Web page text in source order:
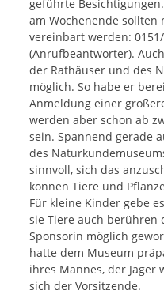
geführte
am Wochenende sollten
vereinbart werden:
(Anrufbeantworter).
der Rathäuser und des
möglich. So habe er
Anmeldung einer
werden aber schon ab
sein. Spannend gerade
des
sinnvoll, sich das
können Tiere und
Für kleine Kinder gebe
sie Tiere auch berühren
Sponsorin möglich
hatte dem Museum
ihres Mannes, der Jäger
sich der Vorsitzende.